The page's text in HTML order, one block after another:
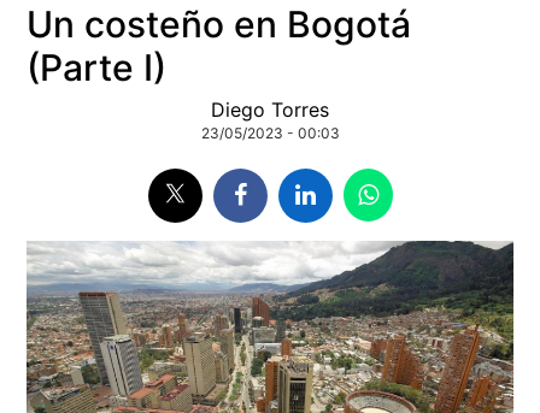
Un costeño en Bogotá
(Parte I)
Diego Torres
23/05/2023 - 00:03